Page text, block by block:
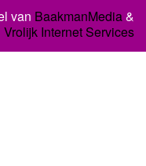
van BaakmanMedia&
Vrolijk Internet Services